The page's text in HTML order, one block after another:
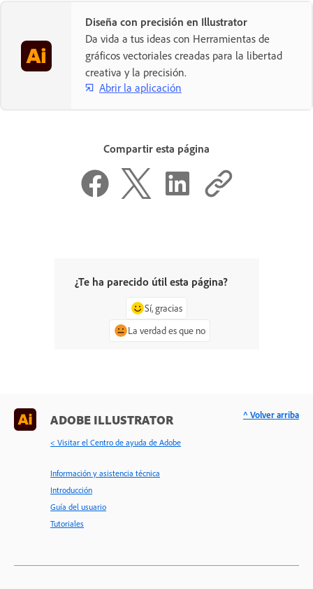
Diseña con precisión en Illustrator
Da vida a tus ideas con Herramientas de
gráficos vectoriales creadas para la libertad
creativa y la precisión.
Abrir la aplicación
Compartir esta página
¿Te ha parecido útil esta página?
Sí, gracias
La verdad es que no
ADOBE ILLUSTRATOR
< Visitar el Centro de ayuda de Adobe
Información y asistencia técnica
Introducción
Guía del usuario
Tutoriales
^ Volver arriba